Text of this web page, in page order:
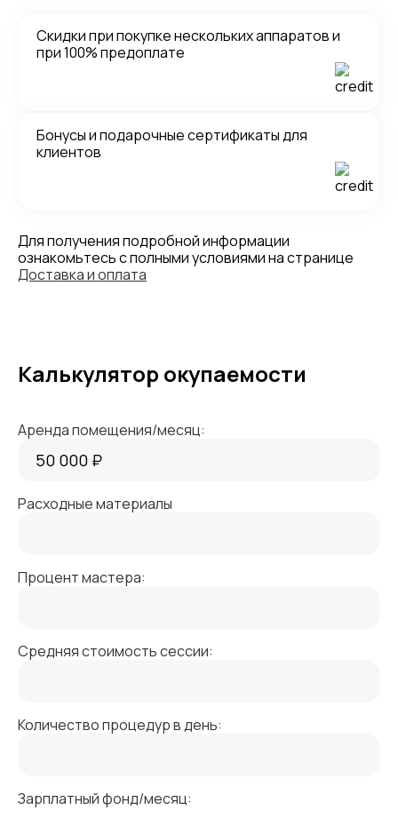
Скидки при покупке нескольких аппаратов и
при 100% предоплате
Бонусы и подарочные сертификаты для
клиентов
Для получения подробной информации
ознакомьтесь с полными условиями на странице
Доставка и оплата
Калькулятор окупаемости
Аренда помещения/месяц:
Расходные материалы
Процент мастера:
Средняя стоимость сессии:
Количество процедур в день:
Зарплатный фонд/месяц: